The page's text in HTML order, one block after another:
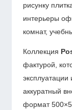
рисунку
интерьеры
комнат,
Коллекция
фактурой,
аккуратный
формат